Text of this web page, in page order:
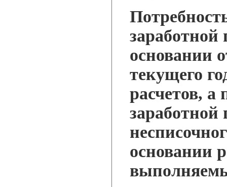
заработной
основании
текущего
расчетов, а
основании